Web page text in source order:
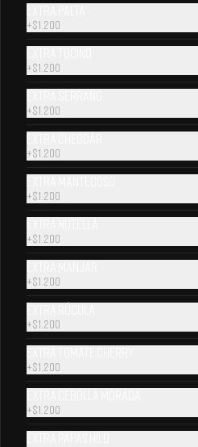
Kem Piña 350 ml
Sprite Original 350 ml
+$1.200
+$1.200
+$1.200
+$1.200
+$1.200
+$1.200
+$1.200
+$1.200
+$1.200
+$1.200